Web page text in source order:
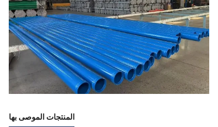
المنتجات الموصى بها